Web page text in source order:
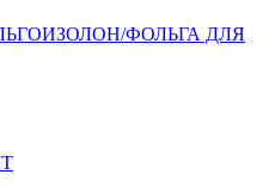
ФОЛЬГА ДЛЯ